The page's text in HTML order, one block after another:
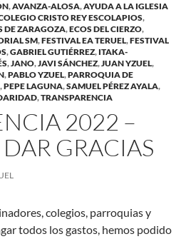
,AVANZA-ALOSA,AYUDA A LA IGLESIA
CRISTO REY ESCOLAPIOS,
DE ZARAGOZA,ECOS DEL CIERZO,
SM,FESTIVAL EA TERUEL,FESTIVAL
,GABRIEL GUTIÉRREZ, ITAKA-
,JANO,JAVI SÁNCHEZ,JUAN YZUEL,
,PABLO YZUEL,PARROQUIA DE
,PEPE LAGUNA,SAMUEL PÉREZ AYALA,
,TRANSPARENCIA
2022 –
GRACIAS
colegios, parroquias y
todos los gastos, hemos podido